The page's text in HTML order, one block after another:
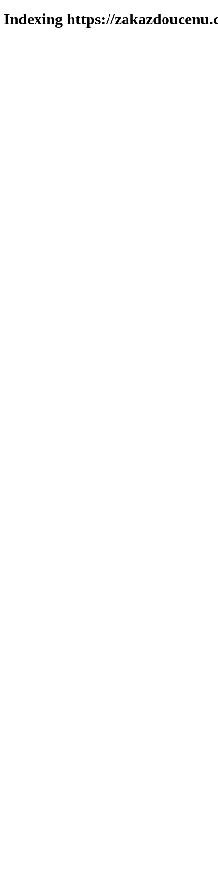
Indexing https://